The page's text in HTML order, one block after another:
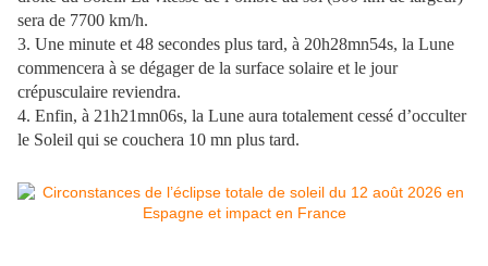
sera de 7700 km/h.
3. Une minute et 48 secondes plus tard, à 20h28mn54s, la Lune
commencera à se dégager de la surface solaire et le jour
crépusculaire reviendra.
4. Enfin, à 21h21mn06s, la Lune aura totalement cessé d’occulter
le Soleil qui se couchera 10 mn plus tard.